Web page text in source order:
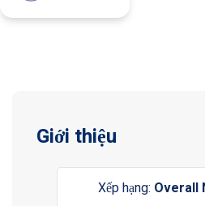
Giới thiệu
Xếp hạng: Overall